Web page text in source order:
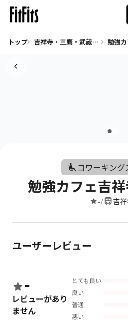
トップ 吉祥寺・三鷹・武蔵境 コワーキングスペース
コワーキング
勉強カフェ吉
-/ 吉
ユーザーレビュー
-
レビューがあり
ません
とても良い
良い
普通
悪い